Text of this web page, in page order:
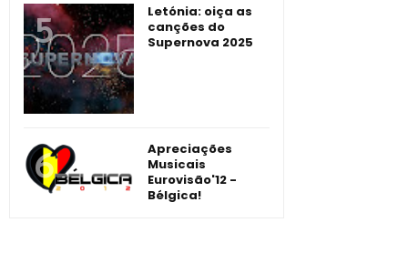
Letónia: oiça as
canções do
Supernova 2025
Apreciações
Musicais
Eurovisão'12 -
Bélgica!